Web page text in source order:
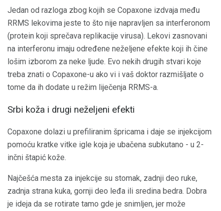
Jedan od razloga zbog kojih se Copaxone izdvaja među
RRMS lekovima jeste to što nije napravljen sa interferonom
(protein koji sprečava replikacije virusa). Lekovi zasnovani
na interferonu imaju određene neželjene efekte koji ih čine
lošim izborom za neke ljude. Evo nekih drugih stvari koje
treba znati o Copaxone-u ako vi i vaš doktor razmišljate o
tome da ih dodate u režim liječenja RRMS-a.
Srbi koža i drugi neželjeni efekti
Copaxone dolazi u prefiliranim špricama i daje se injekcijom
pomoću kratke vitke igle koja je ubačena subkutano - u 2-
inčni štapić kože.
Najčešća mesta za injekcije su stomak, zadnji deo ruke,
zadnja strana kuka, gornji deo leđa ili sredina bedra. Dobra
je ideja da se rotirate tamo gde je snimljen, jer može